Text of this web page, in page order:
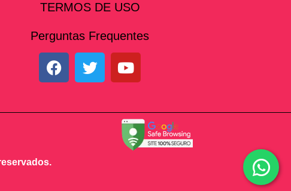
TERMOS DE USO
Perguntas Frequentes